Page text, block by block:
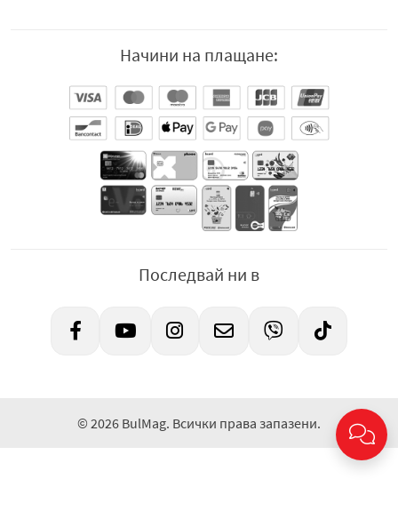
Начини на плащане:
Последвай ни в
© 2026 BulMag. Всички права запазени.